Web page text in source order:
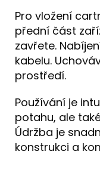
Pro vložení
přední část
zavřete.
kabelu.
prostředí.
Používání je
potahu, ale
Údržba je
konstrukci a